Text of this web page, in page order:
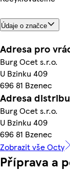
Údaje o značce
Adresa pro
Burg Ocet s.r.o.
U Bzinku 409
696 81 Bzenec
Adresa
Burg Ocet s.r.o.
U Bzinku 409
696 81 Bzenec
Zobrazit vše Octy
Příprava a